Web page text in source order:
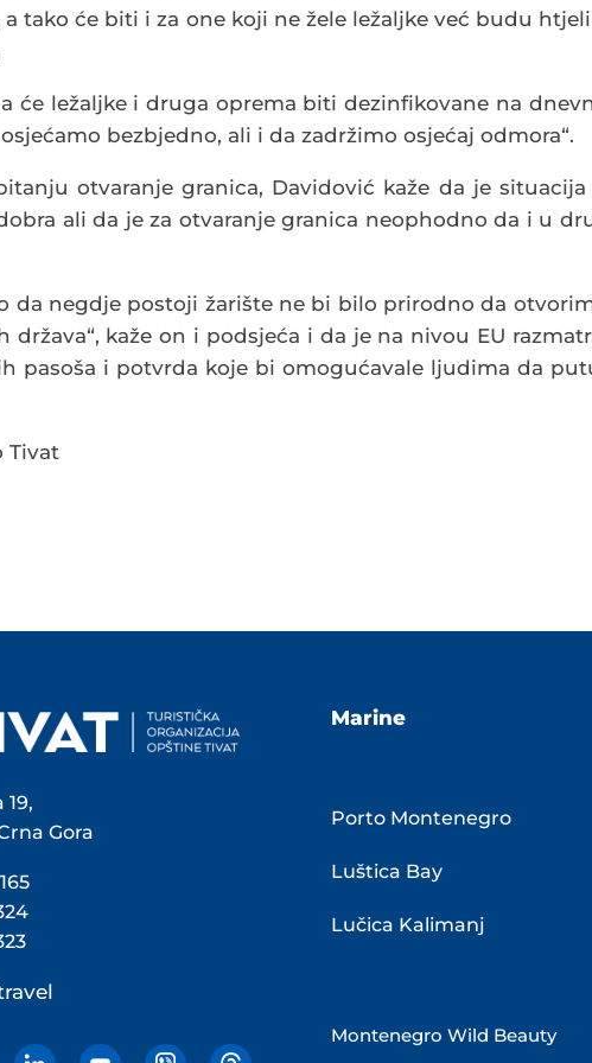
tako će biti i za one koji ne žele ležaljke već budu
će ležaljke i druga oprema biti dezinfikovane na
bezbjedno, ali i da zadržimo osjećaj odmora“.
otvaranje granica, Davidović kaže da je
ali da je za otvaranje granica neophodno da i u
da negdje postoji žarište ne bi bilo prirodno da
država“, kaže on i podsjeća i da je na nivou EU
pasoša i potvrda koje bi omogućavale ljudima da
Tivat
19,
Gora
Marine
Porto Montenegro
Luštica Bay
Lučica Kalimanj
Montenegro Wild Beauty